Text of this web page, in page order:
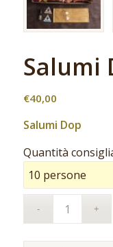
Salumi
€40,00
Salumi Dop
Quantità